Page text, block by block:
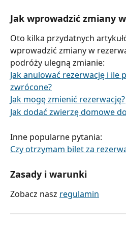
Jak wprowadzić zmiany
Oto kilka przydatnych
wprowadzić zmiany w
podróży ulegną zmianie:
Jak anulować rezerwację i ile
zwrócone?
Jak mogę zmienić
Jak dodać zwierzę domowe
Inne popularne pytania:
Czy otrzymam bilet za
Zasady i warunki
Zobacz nasz regulamin